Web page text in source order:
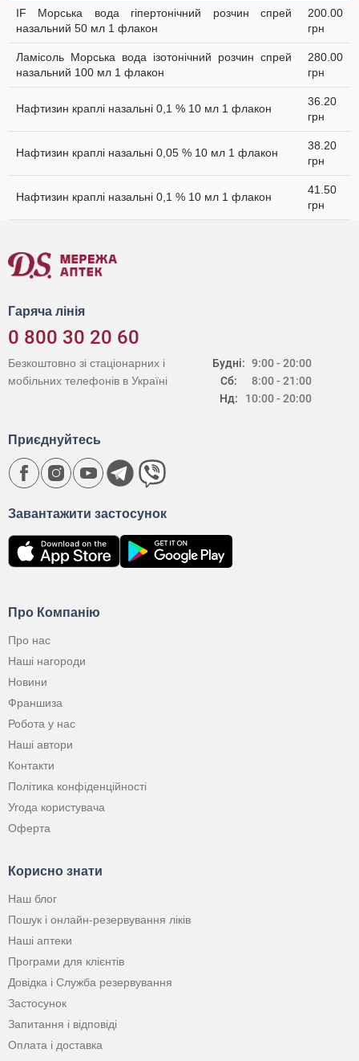
IF Морська вода гіпертонічний розчин спрей
назальний 50 мл 1 флакон
200.00
грн
Ламісоль Морська вода ізотонічний розчин спрей
назальний 100 мл 1 флакон
280.00
грн
Нафтизин краплі назальні 0,1 % 10 мл 1 флакон
36.20
грн
Нафтизин краплі назальні 0,05 % 10 мл 1 флакон
38.20
грн
Нафтизин краплі назальні 0,1 % 10 мл 1 флакон
41.50
грн
Гаряча лінія
0 800 30 20 60
Будні:
Сб:
Нд:
9:00 - 20:00
8:00 - 21:00
10:00 - 20:00
Безкоштовно зі стаціонарних і
мобільних телефонів в Україні
Про Компанію
Про нас
Наші нагороди
Новини
Франшиза
Робота у нас
Наші автори
Контакти
Політика конфіденційності
Угода користувача
Оферта
Корисно знати
Наш блог
Пошук і онлайн-резервування ліків
Наші аптеки
Програми для клієнтів
Довідка і Служба резервування
Застосунок
Запитання і відповіді
Оплата і доставка
Завантажити застосунок
Приєднуйтесь